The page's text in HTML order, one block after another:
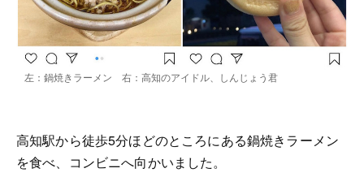
左：鍋焼きラーメン 右：高知のアイドル、しんじょう君
高知駅から徒歩5分ほどのところにある鍋焼きラーメン
を食べ、コンビニへ向かいました。